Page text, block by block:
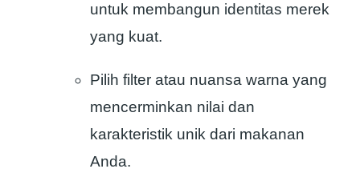
untuk membangun identitas merek
yang kuat.
Pilih filter atau nuansa warna yang
mencerminkan nilai dan
karakteristik unik dari makanan
Anda.